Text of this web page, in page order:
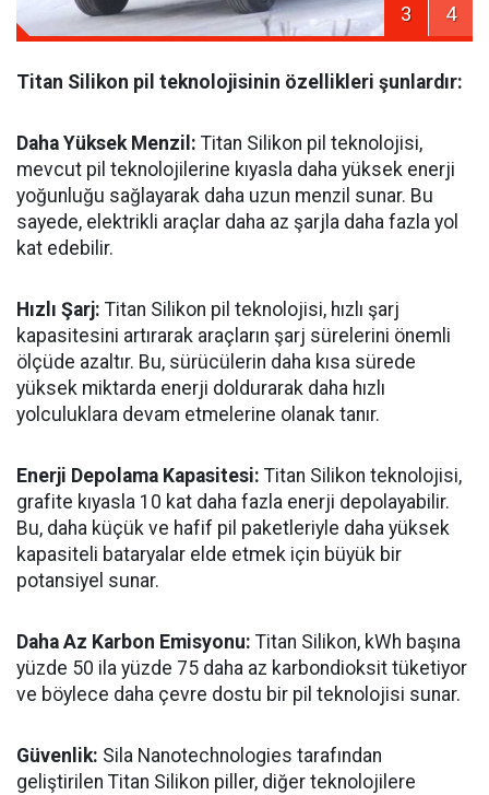
3 4
Titan Silikon pil teknolojisinin özellikleri şunlardır:
Daha Yüksek Menzil: Titan Silikon pil teknolojisi,
mevcut pil teknolojilerine kıyasla daha yüksek enerji
yoğunluğu sağlayarak daha uzun menzil sunar. Bu
sayede, elektrikli araçlar daha az şarjla daha fazla yol
kat edebilir.
Hızlı Şarj: Titan Silikon pil teknolojisi, hızlı şarj
kapasitesini artırarak araçların şarj sürelerini önemli
ölçüde azaltır. Bu, sürücülerin daha kısa sürede
yüksek miktarda enerji doldurarak daha hızlı
yolculuklara devam etmelerine olanak tanır.
Enerji Depolama Kapasitesi: Titan Silikon teknolojisi,
grafite kıyasla 10 kat daha fazla enerji depolayabilir.
Bu, daha küçük ve hafif pil paketleriyle daha yüksek
kapasiteli bataryalar elde etmek için büyük bir
potansiyel sunar.
Daha Az Karbon Emisyonu: Titan Silikon, kWh başına
yüzde 50 ila yüzde 75 daha az karbondioksit tüketiyor
ve böylece daha çevre dostu bir pil teknolojisi sunar.
Güvenlik: Sila Nanotechnologies tarafından
geliştirilen Titan Silikon piller, diğer teknolojilere